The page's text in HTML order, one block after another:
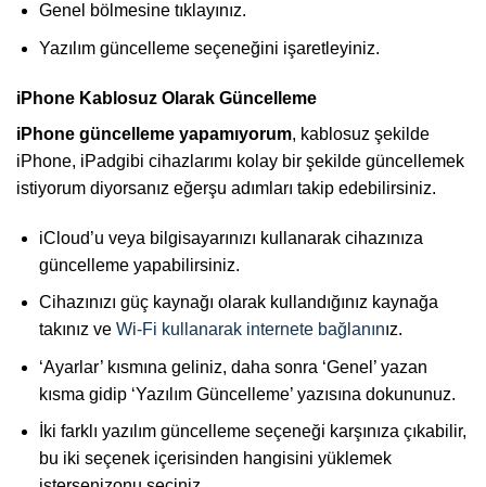
Genel bölmesine tıklayınız.
Yazılım güncelleme seçeneğini işaretleyiniz.
iPhone Kablosuz Olarak Güncelleme
iPhone güncelleme yapamıyorum, kablosuz şekilde
iPhone, iPadgibi cihazlarımı kolay bir şekilde güncellemek
istiyorum diyorsanız eğerşu adımları takip edebilirsiniz.
iCloud’u veya bilgisayarınızı kullanarak cihazınıza
güncelleme yapabilirsiniz.
Cihazınızı güç kaynağı olarak kullandığınız kaynağa
takınız ve Wi-Fi kullanarak internete bağlanınız.
‘Ayarlar’ kısmına geliniz, daha sonra ‘Genel’ yazan
kısma gidip ‘Yazılım Güncelleme’ yazısına dokununuz.
İki farklı yazılım güncelleme seçeneği karşınıza çıkabilir,
bu iki seçenek içerisinden hangisini yüklemek